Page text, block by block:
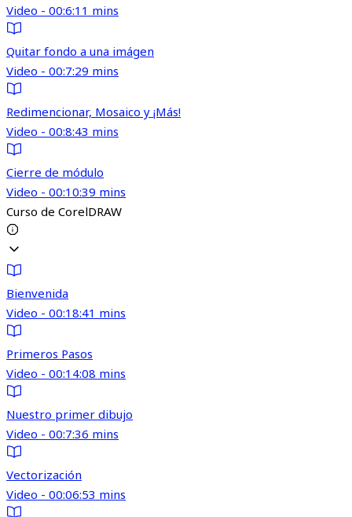
Video - 00:6:11 mins
Quitar fondo a una imágen
Video - 00:7:29 mins
Redimencionar, Mosaico y ¡Más!
Video - 00:8:43 mins
Cierre de módulo
Video - 00:10:39 mins
Curso de CorelDRAW
Bienvenida
Video - 00:18:41 mins
Primeros Pasos
Video - 00:14:08 mins
Nuestro primer dibujo
Video - 00:7:36 mins
Vectorización
Video - 00:06:53 mins